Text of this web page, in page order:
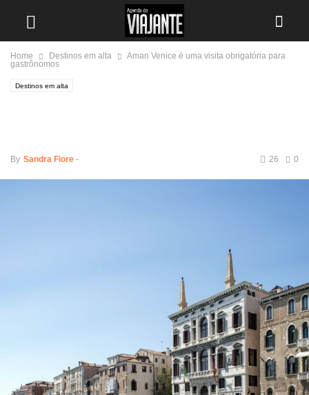
Home Destinos em alta
Aman Venice é uma visita obrigatória para
gastrônomos
Destinos em alta
By Sandra Fiore - 0
26